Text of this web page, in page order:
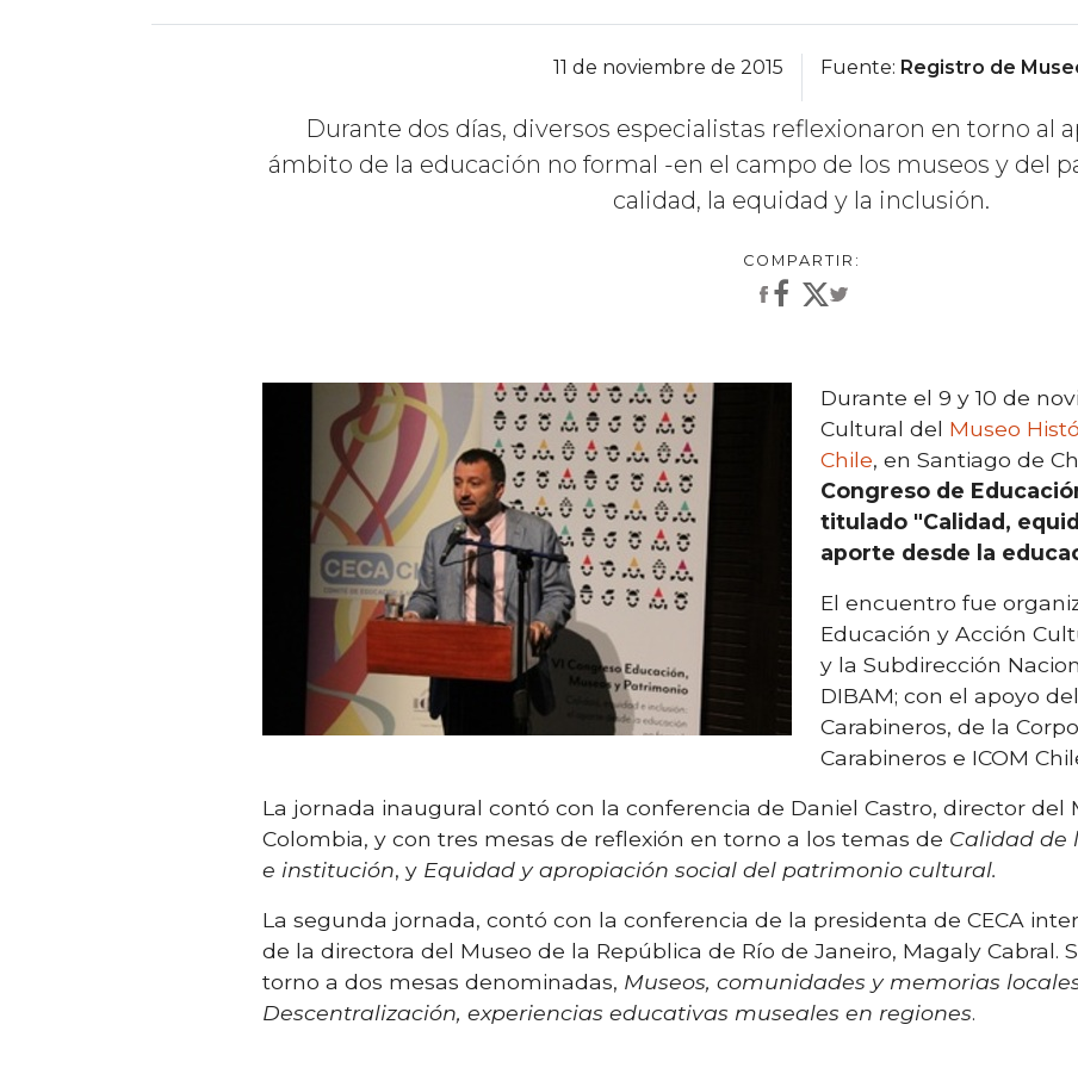
11 de noviembre de 2015 Fuente: Registro de
Durante dos días, diversos especialistas reflexionaron en torno al
ámbito de la educación no formal -en el campo de los museos y del
calidad, la equidad y la inclusión.
Durante el 9 y 10 de
Cultural del Museo
Chile, en Santiago de
Congreso de
titulado "Calidad,
aporte desde la
El encuentro fue
Educación y Acción
y la Subdirección
DIBAM; con el apoyo
Carabineros, de la
Carabineros e ICOM
La jornada inaugural contó con la conferencia de Daniel Castro, director del
Colombia, y con tres mesas de reflexión en torno a los temas de Calidad de
e institución, y Equidad y apropiación social del patrimonio cultural.
La segunda jornada, contó con la conferencia de la presidenta de CECA
de la directora del Museo de la República de Río de Janeiro, Magaly Cabral.
torno a dos mesas denominadas, Museos, comunidades y memorias
Descentralización, experiencias educativas museales en regiones.